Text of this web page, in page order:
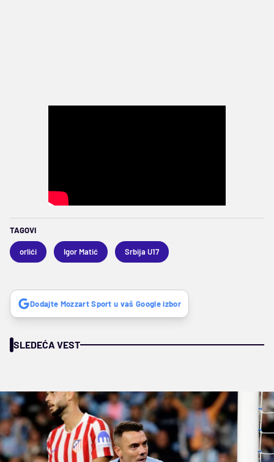
TAGOVI
orlići Igor Matić Srbija U17
Dodajte Mozzart Sport u vaš Google izbor
SLEDEĆA VEST